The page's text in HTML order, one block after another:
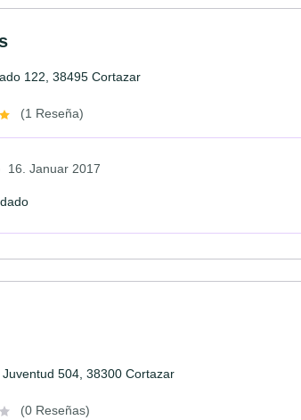
122, 38495 Cortazar
(1 Reseña)
16. Januar 2017
504, 38300 Cortazar
(0 Reseñas)